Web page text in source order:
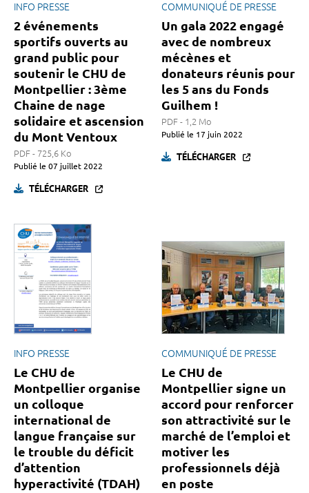
INFO PRESSE
2 événements
sportifs ouverts au
grand public pour
soutenir le CHU de
Montpellier : 3ème
Chaine de nage
solidaire et ascension
du Mont Ventoux
PDF - 725,6 Ko
Publié le 07 juillet 2022
TÉLÉCHARGER
COMMUNIQUÉ DE PRESSE
Un gala 2022 engagé
avec de nombreux
mécènes et
donateurs réunis pour
les 5 ans du Fonds
Guilhem !
PDF - 1,2 Mo
Publié le 17 juin 2022
TÉLÉCHARGER
INFO PRESSE
Le CHU de
Montpellier organise
un colloque
international de
langue française sur
le trouble du déficit
d’attention
hyperactivité (TDAH)
COMMUNIQUÉ DE PRESSE
Le CHU de
Montpellier signe un
accord pour renforcer
son attractivité sur le
marché de l’emploi et
motiver les
professionnels déjà
en poste